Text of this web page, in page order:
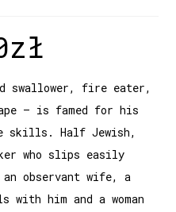
zł
swallower, fire eater,
– is famed for his
skills. Half Jewish,
who slips easily
an observant wife, a
him and a woman